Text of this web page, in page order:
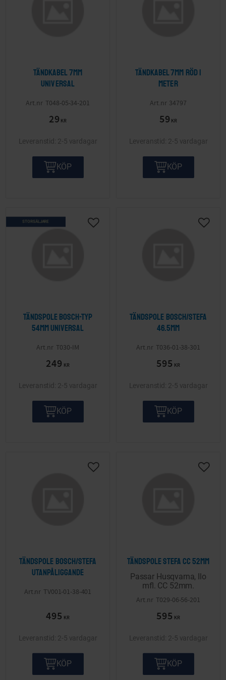
Tändkabel 7mm
Universal
T048-05-34-201
29 KR
2-5 vardagar
KÖP
Tändkabel 7mm röd 1
meter
34797
59 KR
2-5 vardagar
KÖP
Tändspole Bosch-typ
54mm Universal
T030-IM
249 KR
STORSÄLJARE
Lägg till i önskelista
2-5 vardagar
KÖP
Tändspole Bosch/Stefa
46.5mm
T036-01-38-301
595 KR
Lägg
2-5 vardagar
KÖP
Tändspole Bosch/Stefa
utanpåliggande
TV001-01-38-401
495 KR
Lägg till i önskelista
2-5 vardagar
KÖP
Tändspole Stefa cc 52mm
Passar Husqvarna, Ilo
mfl. CC 52mm.
T029-06-56-201
595 KR
Lägg
2-5 vardagar
KÖP